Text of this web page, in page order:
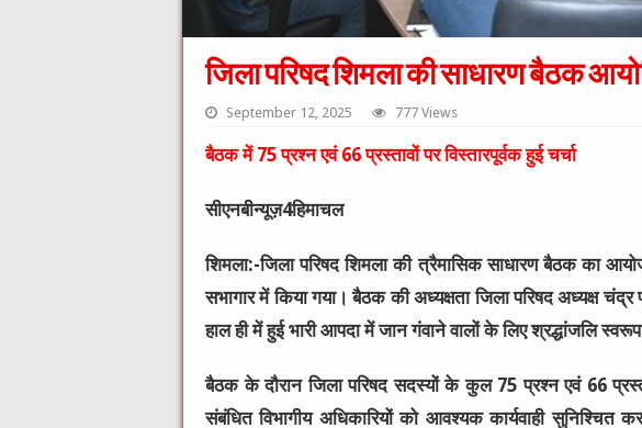
जिला परिषद शिमला की साधारण बैठक
September 12, 2025 777 Views
बैठक में 75 प्रश्न एवं 66 प्रस्तावों पर विस्तारपूर्वक हुई चर्चा
सीएनबीन्यूज़4हिमाचल
शिमला:-जिला परिषद शिमला की त्रैमासिक साधारण बैठक का
सभागार में किया गया। बैठक की अध्यक्षता जिला परिषद अध्यक्ष
हाल ही में हुई भारी आपदा में जान गंवाने वालों के लिए श्रद्धांजलि
बैठक के दौरान जिला परिषद सदस्यों के कुल 75 प्रश्न एवं 66
संबंधित विभागीय अधिकारियों को आवश्यक कार्यवाही